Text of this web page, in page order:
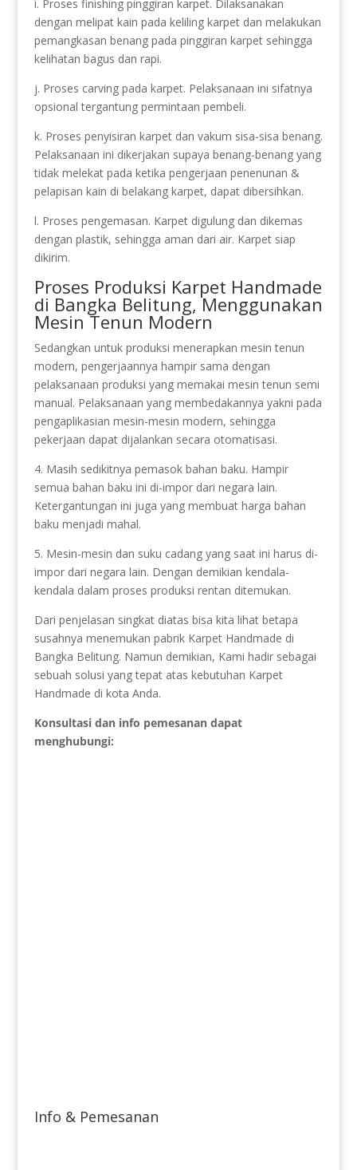
i. Proses finishing pinggiran karpet. Dilaksanakan
dengan melipat kain pada keliling karpet dan melakukan
pemangkasan benang pada pinggiran karpet sehingga
kelihatan bagus dan rapi.
j. Proses carving pada karpet. Pelaksanaan ini sifatnya
opsional tergantung permintaan pembeli.
k. Proses penyisiran karpet dan vakum sisa-sisa benang.
Pelaksanaan ini dikerjakan supaya benang-benang yang
tidak melekat pada ketika pengerjaan penenunan &
pelapisan kain di belakang karpet, dapat dibersihkan.
l. Proses pengemasan. Karpet digulung dan dikemas
dengan plastik, sehingga aman dari air. Karpet siap
dikirim.
Proses Produksi Karpet Handmade
di Bangka Belitung, Menggunakan
Mesin Tenun Modern
Sedangkan untuk produksi menerapkan mesin tenun
modern, pengerjaannya hampir sama dengan
pelaksanaan produksi yang memakai mesin tenun semi
manual. Pelaksanaan yang membedakannya yakni pada
pengaplikasian mesin-mesin modern, sehingga
pekerjaan dapat dijalankan secara otomatisasi.
4. Masih sedikitnya pemasok bahan baku. Hampir
semua bahan baku ini di-impor dari negara lain.
Ketergantungan ini juga yang membuat harga bahan
baku menjadi mahal.
5. Mesin-mesin dan suku cadang yang saat ini harus di-
impor dari negara lain. Dengan demikian kendala-
kendala dalam proses produksi rentan ditemukan.
Dari penjelasan singkat diatas bisa kita lihat betapa
susahnya menemukan pabrik Karpet Handmade di
Bangka Belitung. Namun demikian, Kami hadir sebagai
sebuah solusi yang tepat atas kebutuhan Karpet
Handmade di kota Anda.
Konsultasi dan info pemesanan dapat
menghubungi:
Info & Pemesanan